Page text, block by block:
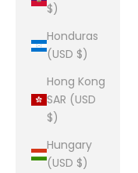
$)
Honduras
(USD $)
Hong Kong
SAR (USD
$)
Hungary
(USD $)